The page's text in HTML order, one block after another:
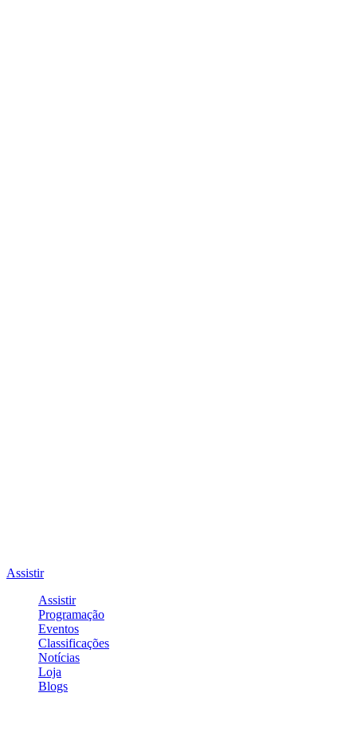
Assistir
Assistir
Programação
Eventos
Classificações
Notícias
Loja
Blogs